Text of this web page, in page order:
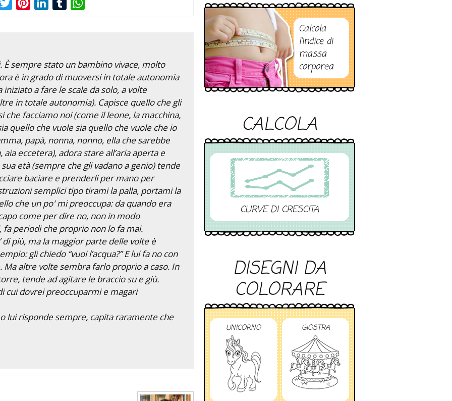
TwitterPinterestLinkedInTumblr
sempre stato un bambino vivace, molto
è in grado di muoversi in totale autonomia
a fare le scale da solo, a volte
in totale autonomia). Capisce quello che gli
facciamo noi (come il leone, la macchina,
quello che vuole sia quello che vuole che io
papà, nonna, nonno, ella che sarebbe
eccetera), adora stare all’aria aperta e
età (sempre che gli vadano a genio) tende
baciare e prenderli per mano per
semplici tipo tirami la palla, portami la
che un po' mi preoccupa: da quando era
come per dire no, non in modo
periodi che proprio non lo fa mai.
di più, ma la maggior parte delle volte è
gli chiedo “vuoi l’acqua?” E lui fa no con
altre volte sembra farlo proprio a caso. In
tende ad agitare le braccio su e giù.
cui dovrei preoccuparmi e magari
lui risponde sempre, capita raramente che
Calcola
l’indice di
massa
corporea
CALCOLA
CURVE DI CRESCITA
DISEGNI DA
COLORARE
UNICORNO GIOSTRA